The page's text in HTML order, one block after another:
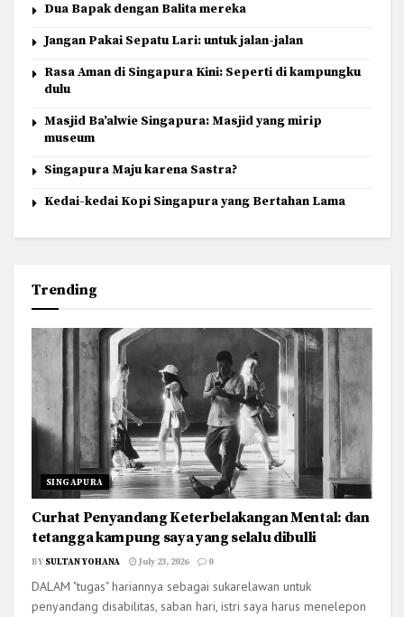
Dua Bapak dengan Balita mereka
Jangan Pakai Sepatu Lari: untuk jalan-jalan
Rasa Aman di Singapura Kini: Seperti di kampungku
dulu
Masjid Ba’alwie Singapura: Masjid yang mirip
museum
Singapura Maju karena Sastra?
Kedai-kedai Kopi Singapura yang Bertahan Lama
Trending
SINGAPURA
Curhat Penyandang Keterbelakangan Mental: dan
tetangga kampung saya yang selalu dibulli
BY SULTAN YOHANA July 23, 2026 0
DALAM "tugas" hariannya sebagai sukarelawan untuk
penyandang disabilitas, saban hari, istri saya harus menelepon